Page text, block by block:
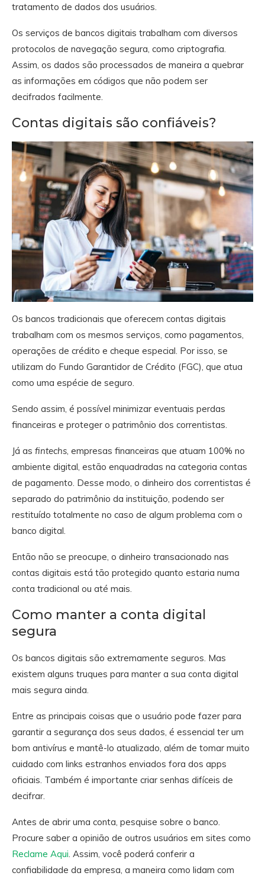
tratamento de dados dos usuários.
Os serviços de bancos digitais trabalham com diversos
protocolos de navegação segura, como criptografia.
Assim, os dados são processados de maneira a quebrar
as informações em códigos que não podem ser
decifrados facilmente.
Contas digitais são confiáveis?
Os bancos tradicionais que oferecem contas digitais
trabalham com os mesmos serviços, como pagamentos,
operações de crédito e cheque especial. Por isso, se
utilizam do Fundo Garantidor de Crédito (FGC), que atua
como uma espécie de seguro.
Sendo assim, é possível minimizar eventuais perdas
financeiras e proteger o patrimônio dos correntistas.
Já as fintechs, empresas financeiras que atuam 100% no
ambiente digital, estão enquadradas na categoria contas
de pagamento. Desse modo, o dinheiro dos correntistas é
separado do patrimônio da instituição, podendo ser
restituído totalmente no caso de algum problema com o
banco digital.
Então não se preocupe, o dinheiro transacionado nas
contas digitais está tão protegido quanto estaria numa
conta tradicional ou até mais.
Como manter a conta digital
segura
Os bancos digitais são extremamente seguros. Mas
existem alguns truques para manter a sua conta digital
mais segura ainda.
Entre as principais coisas que o usuário pode fazer para
garantir a segurança dos seus dados, é essencial ter um
bom antivírus e mantê-lo atualizado, além de tomar muito
cuidado com links estranhos enviados fora dos apps
oficiais. Também é importante criar senhas difíceis de
decifrar.
Antes de abrir uma conta, pesquise sobre o banco.
Procure saber a opinião de outros usuários em sites como
Reclame Aqui. Assim, você poderá conferir a
confiabilidade da empresa, a maneira como lidam com